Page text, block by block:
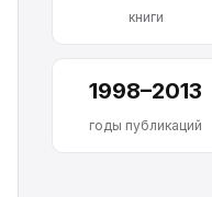
книги
1998–2013
годы публикаций